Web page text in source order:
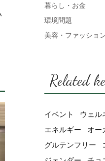
暮らし・お金
環境問題
美容・ファッショ
Related
イベント ウェル
エネルギー
オー
グルテンフリー